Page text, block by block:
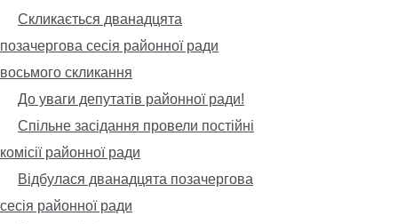
Скликається дванадцята
позачергова сесія районної ради
восьмого скликання
До уваги депутатів районної ради!
Спільне засідання провели постійні
комісії районної ради
Відбулася дванадцята позачергова
сесія районної ради